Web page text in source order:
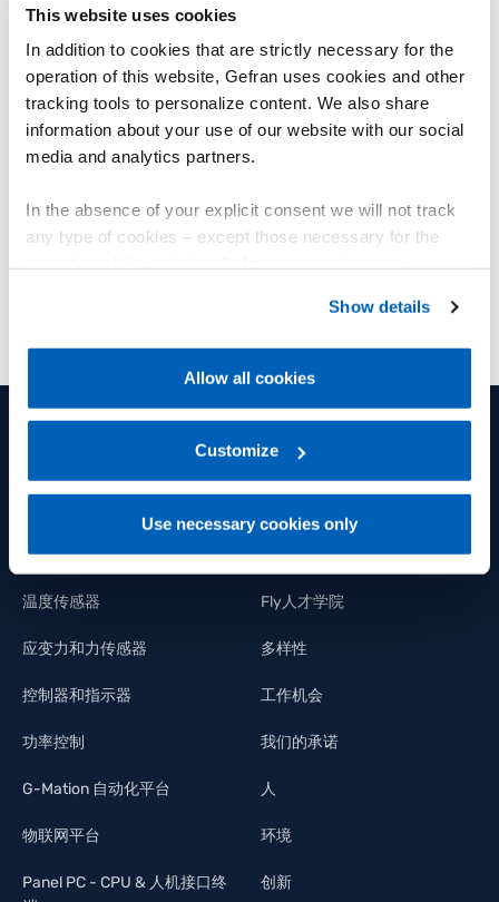
This website uses cookies
In addition to cookies that are strictly necessary for the
operation of this website, Gefran uses cookies and other
tracking tools to personalize content. We also share
information about your use of our website with our social
media and analytics partners.
In the absence of your explicit consent we will not track
any type of cookies – except those necessary for the
Gefran - Cookie
policy.
regarding processing of personal data, at the following
Gefran - Privacy Policy.
Show details
Allow all cookies
Customize
Use necessary cookies only
光伏行业
了解更多
压力传感器
温度传感器
应变力和力传感器
控制器和指示器
功率控制
G-Mation 自动化平台
物联网平台
Panel PC - CPU & 人机接口终
集团
福利
Fly人才学院
多样性
工作机会
我们的承诺
人
环境
创新